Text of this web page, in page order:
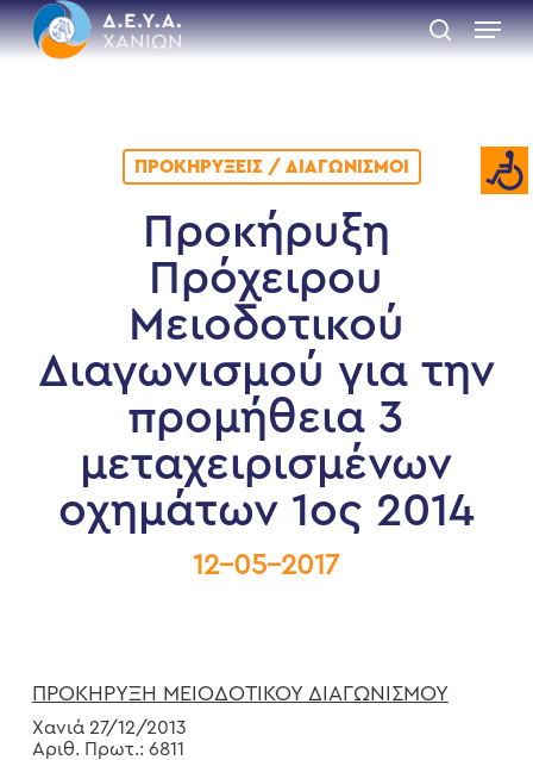
Skip
to
main
search
Menu
ΠΡΟΚΗΡΎΞΕΙΣ / ΔΙΑΓΩΝΙΣΜΟΊ
Προκήρυξη
Πρόχειρου
Μειοδοτικού
Διαγωνισμού για την
προμήθεια 3
μεταχειρισμένων
οχημάτων 1ος 2014
12-05-2017
ΠΡΟΚΗΡΥΞΗ ΜΕΙΟΔΟΤΙΚΟΥ ΔΙΑΓΩΝΙΣΜΟΥ
Χανιά 27/12/2013
Αριθ. Πρωτ.: 6811